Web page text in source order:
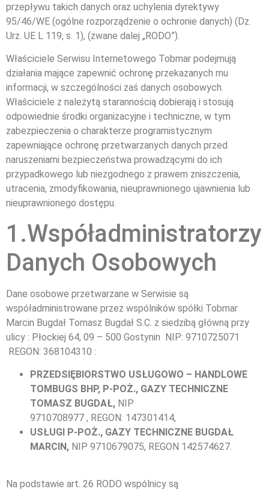
przepływu takich danych oraz uchylenia dyrektywy
95/46/WE (ogólne rozporządzenie o ochronie danych) (Dz.
Urz. UE L 119, s. 1), (zwane dalej „RODO”).
Właściciele Serwisu Internetowego Tobmar podejmują
działania mające zapewnić ochronę przekazanych mu
informacji, w szczególności zaś danych osobowych.
Właściciele z należytą starannością dobierają i stosują
odpowiednie środki organizacyjne i techniczne, w tym
zabezpieczenia o charakterze programistycznym
zapewniające ochronę przetwarzanych danych przed
naruszeniami bezpieczeństwa prowadzącymi do ich
przypadkowego lub niezgodnego z prawem zniszczenia,
utracenia, zmodyfikowania, nieuprawnionego ujawnienia lub
nieuprawnionego dostępu.
1.Współadministratorzy
Danych Osobowych
Dane osobowe przetwarzane w Serwisie są
współadministrowane przez wspólników spółki Tobmar
Marcin Bugdał Tomasz Bugdał S.C. z siedzibą główną przy
ulicy : Płockiej 64, 09 – 500 Gostynin NIP: 9710725071
REGON: 368104310 :
PRZEDSIĘBIORSTWO USŁUGOWO – HANDLOWE
TOMBUGS BHP, P-POŻ., GAZY TECHNICZNE
TOMASZ BUGDAŁ, NIP
9710708977 , REGON: 147301414,
USŁUGI P-POŻ., GAZY TECHNICZNE BUGDAŁ
MARCIN, NIP 9710679075, REGON 142574627.
Na podstawie art. 26 RODO wspólnicy są